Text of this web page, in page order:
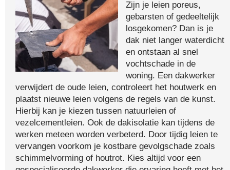
Zijn je leien poreus,
gebarsten of gedeeltelijk
losgekomen? Dan is je
dak niet langer waterdicht
en ontstaan al snel
vochtschade in de
woning. Een dakwerker
verwijdert de oude leien, controleert het houtwerk en
plaatst nieuwe leien volgens de regels van de kunst.
Hierbij kan je kiezen tussen natuurleien of
vezelcementleien. Ook de dakisolatie kan tijdens de
werken meteen worden verbeterd. Door tijdig leien te
vervangen voorkom je kostbare gevolgschade zoals
schimmelvorming of houtrot. Kies altijd voor een